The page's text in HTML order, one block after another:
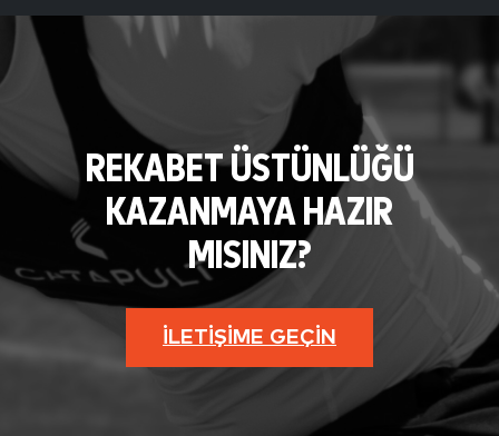
REKABET ÜSTÜNLÜĞÜ
KAZANMAYA HAZIR
MISINIZ?
İLETIŞIME GEÇIN